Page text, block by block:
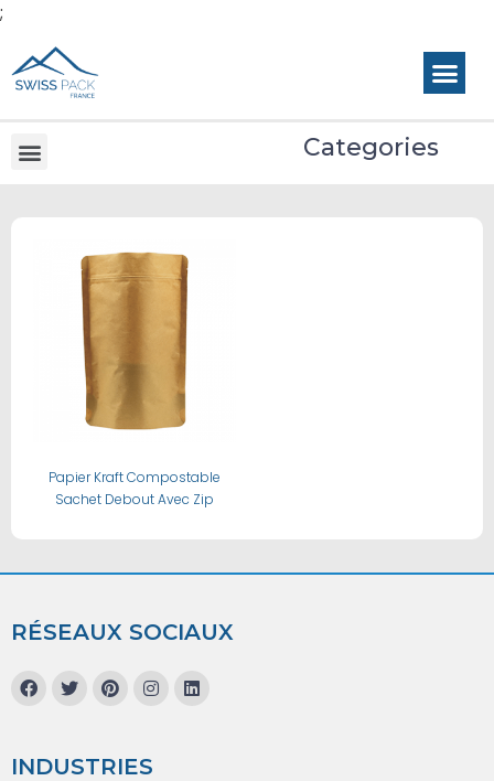
;
Categories
Papier Kraft Compostable
Sachet Debout Avec Zip
Buy Now
RÉSEAUX SOCIAUX
INDUSTRIES